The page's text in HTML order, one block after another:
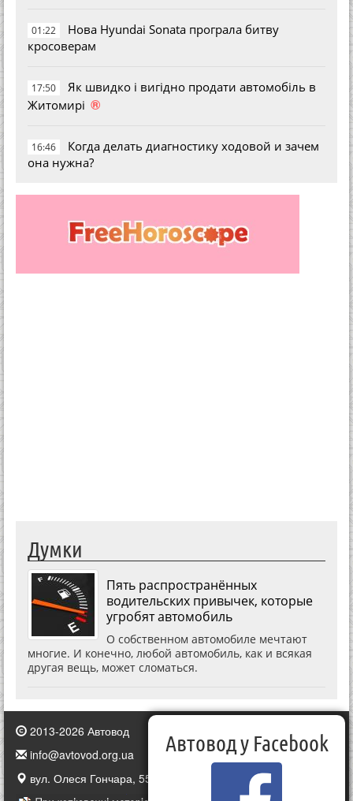
01:22
Нова Hyundai Sonata програла битву
кросоверам
17:50
Як швидко і вигідно продати автомобіль в
Житомирі ®
16:46
Когда делать диагностику ходовой и зачем
она нужна?
Думки
Пять распространённых
водительских привычек, которые
угробят автомобиль
О собственном автомобиле мечтают
многие. И конечно, любой автомобиль, как и всякая
другая вещь, может сломаться.
2013-2026 Автовод
info@avtovod.org.ua
вул. Олеся Гончара, 55, Київ, Україна
Автовод у Facebook